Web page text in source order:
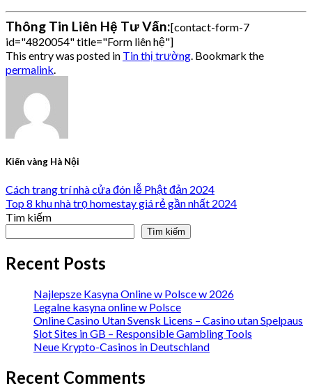
Thông Tin Liên Hệ Tư Vấn:[contact-form-7
id="4820054" title="Form liên hệ"]
This entry was posted in Tin thị trường. Bookmark the
permalink.
Kiến vàng Hà Nội
Cách trang trí nhà cửa đón lễ Phật đản 2024
Top 8 khu nhà trọ homestay giá rẻ gần nhất 2024
Tìm kiếm
Tìm kiếm
Recent Posts
Najlepsze Kasyna Online w Polsce w 2026
Legalne kasyna online w Polsce
Online Casino Utan Svensk Licens – Casino utan Spelpaus
Slot Sites in GB – Responsible Gambling Tools
Neue Krypto-Casinos in Deutschland
Recent Comments